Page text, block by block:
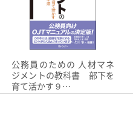
公務員のための 人材マネ
ジメントの教科書 部下を
育て活かす９…